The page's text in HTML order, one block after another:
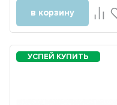
в корзину